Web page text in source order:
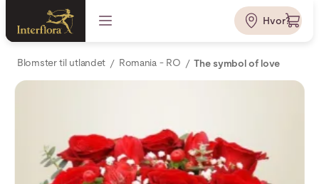
Hvor?
Blomster til utlandet Romania - RO The symbol of love